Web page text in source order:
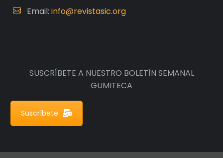
Email: info@revistasic.org
SUSCRÍBETE A NUESTRO BOLETÍN SEMANAL
GUMITECA
Suscríbete